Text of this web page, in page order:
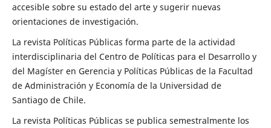
accesible sobre su estado del arte y sugerir nuevas
orientaciones de investigación.
La revista Políticas Públicas forma parte de la actividad
interdisciplinaria del Centro de Políticas para el Desarrollo y
del Magíster en Gerencia y Políticas Públicas de la Facultad
de Administración y Economía de la Universidad de
Santiago de Chile.
La revista Políticas Públicas se publica semestralmente los